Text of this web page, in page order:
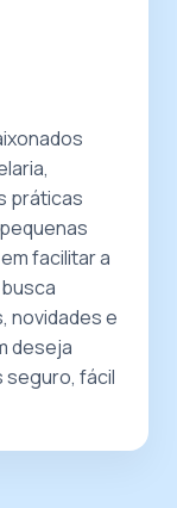
práticas
facilitar a
novidades e
deseja
seguro, fácil